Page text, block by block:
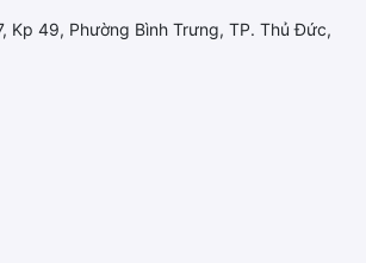
Kp 49, Phường Bình Trưng, TP. Thủ Đức,